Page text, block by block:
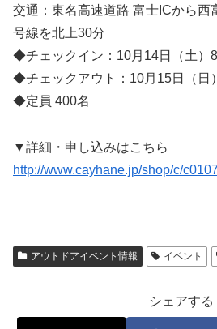
交通：東名高速道路 富士ICから西
号線を北上30分
◆チェックイン：10月14日（土）
◆チェックアウト：10月15日（日
◆定員 400名
▼詳細・申し込みはこちら
http://www.cayhane.jp/shop/c/
アウトドアイベント情報 イベント
シェアする